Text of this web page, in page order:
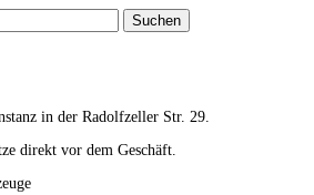
in der Radolfzeller Str. 29.
direkt vor dem Geschäft.